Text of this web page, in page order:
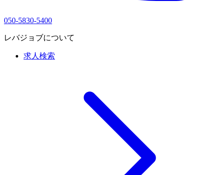
050-5830-5400
レバジョブについて
求人検索